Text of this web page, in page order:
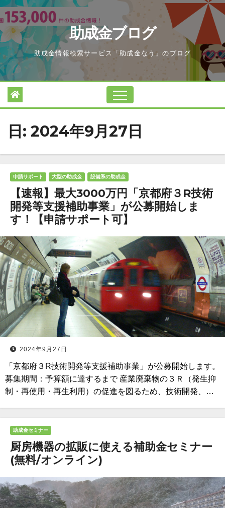
Skip
to
content
助成金ブログ
助成金情報検索サービス「助成金なう」のブログ
日: 2024年9月27日
申請サポート 大型の助成金 設備系の助成金
【速報】最大3000万円「京都府３R技術
開発等支援補助事業」が公募開始しま
す！【申請サポート可】
2024年9月27日
「京都府３R技術開発等支援補助事業」が公募開始します。
募集期間：予算額に達するまで 産業廃棄物の３Ｒ（発生抑
制・再使用・再生利用）の促進を図るため、技術開発、…
助成金セミナー
厨房機器の拡販に使える補助金セミナー
(無料/オンライン)